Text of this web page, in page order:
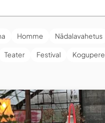
Homme Nädalavahetus
Teater Festival Kogupere